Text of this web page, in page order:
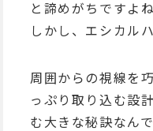
と諦めがちですよね
しかし、エシカル
周囲からの視線を
っぷり取り込む設
む大きな秘訣なん